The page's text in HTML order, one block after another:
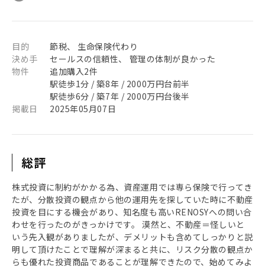
目的
節税、 生命保険代わり
決め手
セールスの信頼性、 管理の体制が良かった
物件
追加購入2件
駅徒歩1分 / 築8年 / 2000万円台前半
駅徒歩6分 / 築7年 / 2000万円台後半
掲載日
2025年05月07日
総評
株式投資に制約がかかる為、資産運用では専ら保険で行ってき
たが、分散投資の観点から他の運用先を探していた時に不動産
投資を目にする機会があり、知名度も高いRENOSYへの問い合
わせを行ったのがきっかけです。 漠然と、不動産＝怪しいと
いう先入観がありましたが、デメリットも含めてしっかりと説
明して頂けたことで理解が深まると共に、リスク分散の観点か
らも優れた投資商品であることが理解できたので、始めてみよ